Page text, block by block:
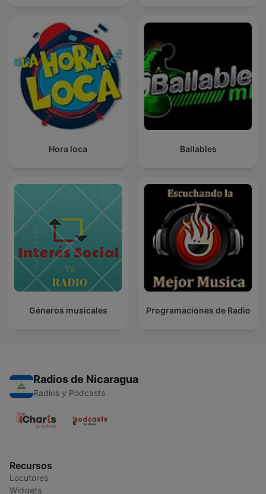
Hora loca Bailables
Géneros musicales Programaciones de Radio
Radios de Nicaragua
Radios y Podcasts
Recursos
Locutores
Widgets